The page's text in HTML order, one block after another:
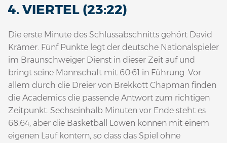
4. VIERTEL (23:22)
Die erste Minute des Schlussabschnitts gehört David
Krämer. Fünf Punkte legt der deutsche Nationalspieler
im Braunschweiger Dienst in dieser Zeit auf und
bringt seine Mannschaft mit 60:61 in Führung. Vor
allem durch die Dreier von Brekkott Chapman finden
die Academics die passende Antwort zum richtigen
Zeitpunkt. Sechseinhalb Minuten vor Ende steht es
68:64, aber die Basketball Löwen können mit einem
eigenen Lauf kontern, so dass das Spiel ohne